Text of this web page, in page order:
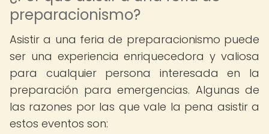
preparacionismo?
Asistir a una feria de preparacionismo puede
ser una experiencia enriquecedora y valiosa
para cualquier persona interesada en la
preparación para emergencias. Algunas de
las razones por las que vale la pena asistir a
estos eventos son: